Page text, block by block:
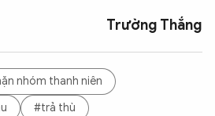
Trường Thắng
nhóm thanh niên
#trả thù